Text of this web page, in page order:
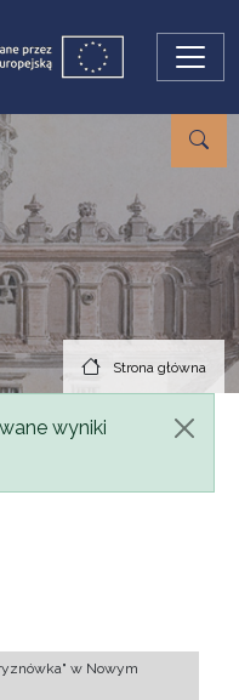
Strona główna
wyniki
w Nowym